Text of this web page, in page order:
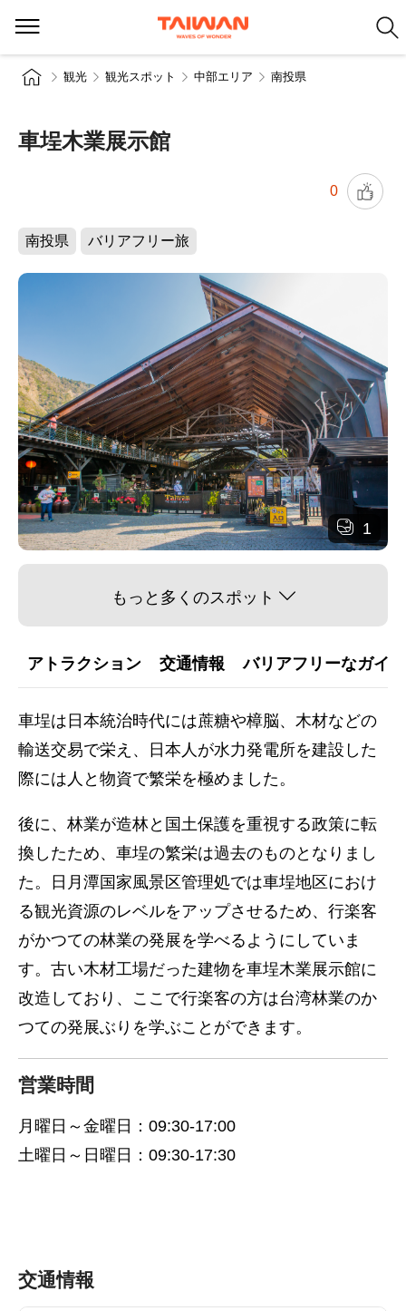
観光 観光スポット 中部エリア 南投県
車埕木業展示館
0
南投県 バリアフリー旅
1
もっと多くのスポット
アトラクション 交通情報 バリアフリーなガイ
車埕は日本統治時代には蔗糖や樟脳、木材などの
輸送交易で栄え、日本人が水力発電所を建設した
際には人と物資で繁栄を極めました。
後に、林業が造林と国土保護を重視する政策に転
換したため、車埕の繁栄は過去のものとなりまし
た。日月潭国家風景区管理処では車埕地区におけ
る観光資源のレベルをアップさせるため、行楽客
がかつての林業の発展を学べるようにしていま
す。古い木材工場だった建物を車埕木業展示館に
改造しており、ここで行楽客の方は台湾林業のか
つての発展ぶりを学ぶことができます。
営業時間
月曜日～金曜日：09:30-17:00
土曜日～日曜日：09:30-17:30
交通情報